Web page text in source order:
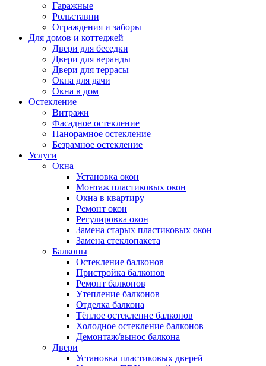
Гаражные
Рольставни
Ограждения и заборы
Для домов и коттеджей
Двери для беседки
Двери для веранды
Двери для террасы
Окна для дачи
Окна в дом
Остекление
Витражи
Фасадное остекление
Панорамное остекление
Безрамное остекление
Услуги
Окна
Установка окон
Монтаж пластиковых окон
Окна в квартиру
Ремонт окон
Регулировка окон
Замена старых пластиковых окон
Замена стеклопакета
Балконы
Остекление балконов
Пристройка балконов
Ремонт балконов
Утепление балконов
Отделка балкона
Тёплое остекление балконов
Холодное остекление балконов
Демонтаж/вынос балкона
Двери
Установка пластиковых дверей